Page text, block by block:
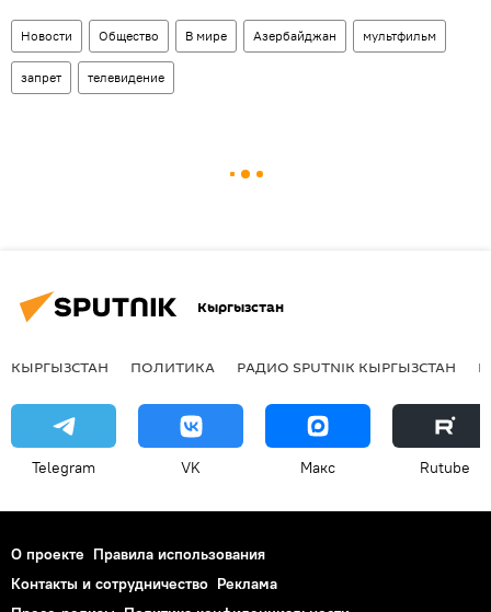
Новости Общество В мире Азербайджан мультфильм
запрет телевидение
Кыргызстан
КЫРГЫЗСТАН ПОЛИТИКА РАДИО SPUTNIK КЫРГЫЗСТАН
Telegram VK Макс Rutube
О проекте Правила использования
Контакты и сотрудничество Реклама